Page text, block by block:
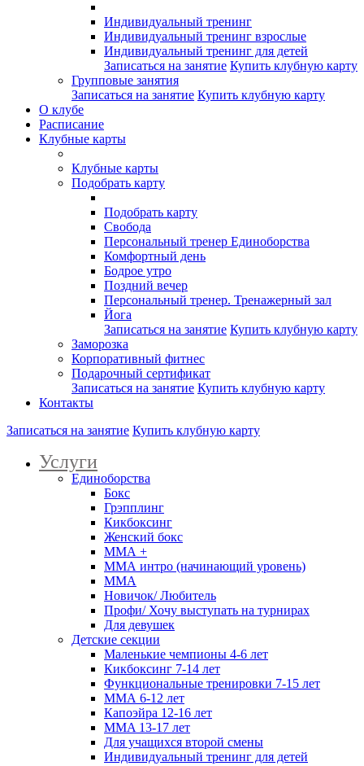
Индивидуальный тренинг
Индивидуальный тренинг взрослые
Индивидуальный тренинг для детей
Записаться на занятие Купить клубную карту
Групповые занятия
Записаться на занятие Купить клубную карту
О клубе
Расписание
Клубные карты
Клубные карты
Подобрать карту
Подобрать карту
Свобода
Персональный тренер Единоборства
Комфортный день
Бодрое утро
Поздний вечер
Персональный тренер. Тренажерный зал
Йога
Записаться на занятие Купить клубную карту
Заморозка
Корпоративный фитнес
Подарочный сертификат
Записаться на занятие Купить клубную карту
Контакты
Записаться на занятие Купить клубную карту
Услуги
Единоборства
Бокс
Грэпплинг
Кикбоксинг
Женский бокс
ММА +
ММА интро (начинающий уровень)
ММА
Новичок/ Любитель
Профи/ Хочу выступать на турнирах
Для девушек
Детские секции
Маленькие чемпионы 4-6 лет
Кикбоксинг 7-14 лет
Функциональные тренировки 7-15 лет
ММА 6-12 лет
Капоэйра 12-16 лет
MMA 13-17 лет
Для учащихся второй смены
Индивидуальный тренинг для детей